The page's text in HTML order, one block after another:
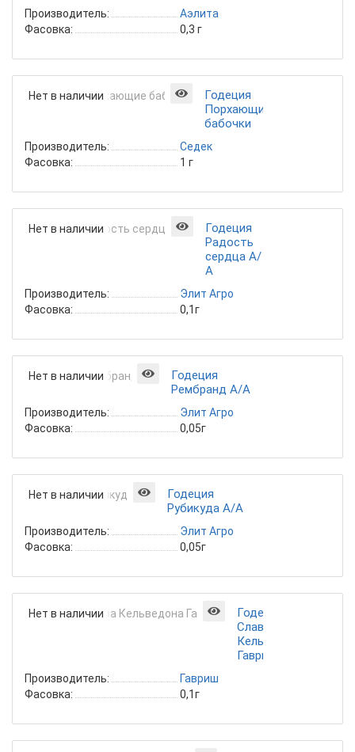
Производитель:
Аэлита
Фасовка:
0,3 г
Нет в наличии
Годеция
Порхающие
бабочки
Производитель:
Седек
Фасовка:
1 г
Нет в наличии
Годеция
Радость
сердца А/
А
Производитель:
Элит Агро
Фасовка:
0,1г
Нет в наличии
Годеция
Рембранд А/А
Производитель:
Элит Агро
Фасовка:
0,05г
Нет в наличии
Годеция
Рубикуда А/А
Производитель:
Элит Агро
Фасовка:
0,05г
Нет в наличии
Годеция
Слава
Кельведона
Гавриш
Производитель:
Гавриш
Фасовка:
0,1г